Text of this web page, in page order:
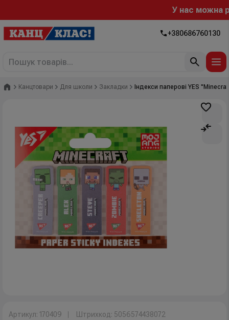
У нас можна
+380686760130
Головна
Канцтовари Для школи Закладки Індекси паперові YES
Артикул: 170409 Штрихкод: 5056574438072